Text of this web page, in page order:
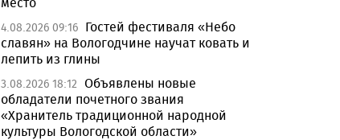
4.08.2026 09:16 Гостей фестиваля «Небо
славян» на Вологодчине научат ковать и
лепить из глины
3.08.2026 18:12 Объявлены новые
обладатели почетного звания
«Хранитель традиционной народной
культуры Вологодской области»